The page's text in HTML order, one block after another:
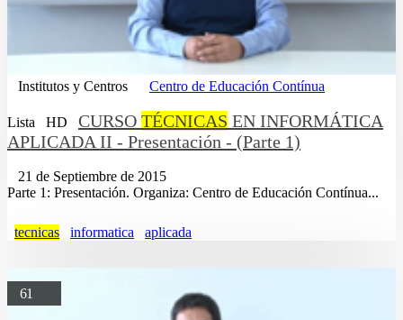
Institutos y Centros Centro de Educación Contínua
Lista HD CURSO TÉCNICAS EN INFORMÁTICA
APLICADA II - Presentación - (Parte 1)
21 de Septiembre de 2015
Parte 1: Presentación. Organiza: Centro de Educación Contínua...
tecnicas informatica aplicada
61